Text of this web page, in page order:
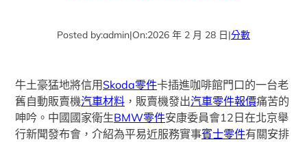
Posted by:admin|On:2026 年 2 月 28 日|分數
牛土豪猛地將信用Skoda零件卡插進咖啡館門口的一台老
舊自動販賣機汽車材料 ，販賣機發出汽車零件報價痛苦的
呻吟。中國國家衛生BMW零件安康委員會12日在北京舉
行新聞發布會，介紹為平易近服務實事賓士零件有關安排